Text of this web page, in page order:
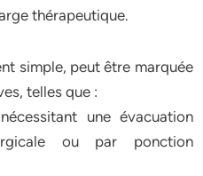
thérapeutique.
simple, peut être marquée
telles que :
une évacuation
ou par ponction